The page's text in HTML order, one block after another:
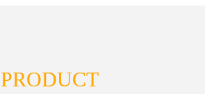
PRODUCT